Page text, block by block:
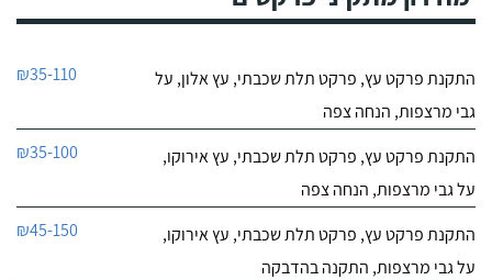
התקנת פרקט עץ, פרקט תלת שכבתי, עץ אלון, על
גבי מרצפות, הנחה צפה
₪35-110
התקנת פרקט עץ, פרקט תלת שכבתי, עץ אירוקו,
על גבי מרצפות, הנחה צפה
₪35-100
התקנת פרקט עץ, פרקט תלת שכבתי, עץ אירוקו,
על גבי מרצפות, התקנה בהדבקה
₪45-150